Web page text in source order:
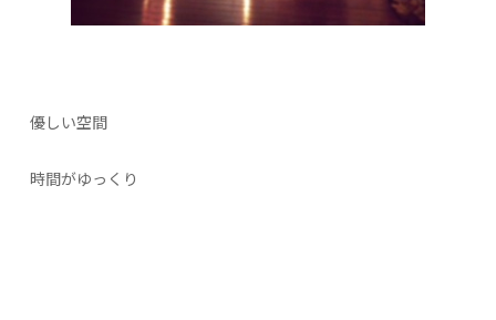
優しい空間
時間がゆっくり